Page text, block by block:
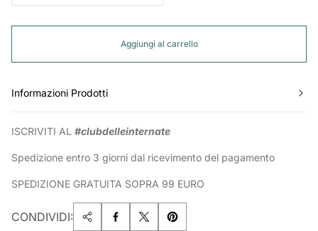
Aggiungi al carrello
Informazioni Prodotti
ISCRIVITI AL #clubdelleinternate
Spedizione entro 3 giorni dal ricevimento del pagamento
SPEDIZIONE GRATUITA SOPRA 99 EURO
CONDIVIDI: